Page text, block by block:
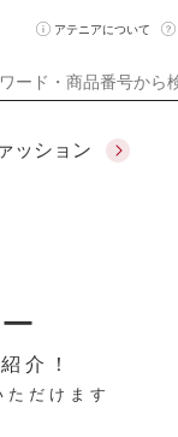
アテニアについて
グ
クリーム
カラー
ッズ
シリーズ
クシリーズ
覧
ッション
贈れるeギフト
介！
だけます